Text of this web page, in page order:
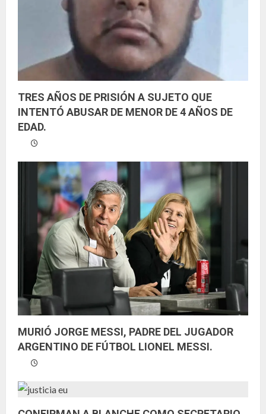
TRES AÑOS DE PRISIÓN A SUJETO QUE
INTENTÓ ABUSAR DE MENOR DE 4 AÑOS DE
EDAD.
MURIÓ JORGE MESSI, PADRE DEL JUGADOR
ARGENTINO DE FÚTBOL LIONEL MESSI.